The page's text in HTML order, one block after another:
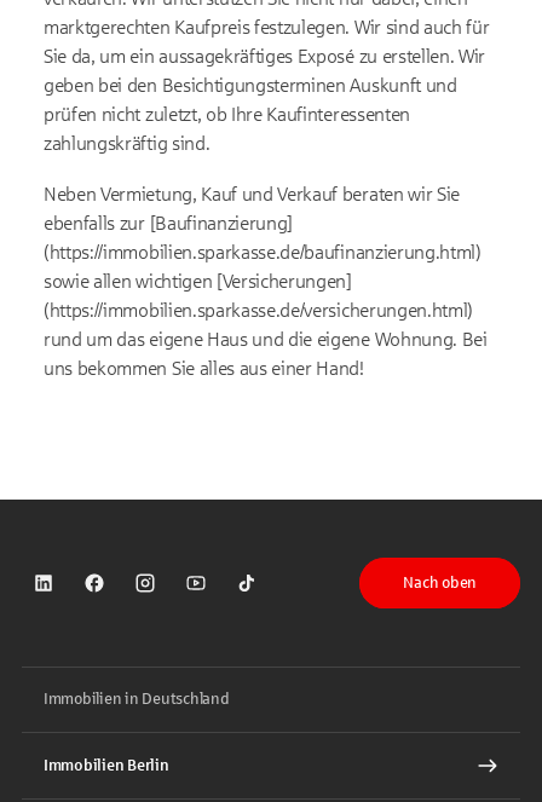
marktgerechten Kaufpreis festzulegen. Wir sind auch für
Sie da, um ein aussagekräftiges Exposé zu erstellen. Wir
geben bei den Besichtigungsterminen Auskunft und
prüfen nicht zuletzt, ob Ihre Kaufinteressenten
zahlungskräftig sind.
Neben Vermietung, Kauf und Verkauf beraten wir Sie
ebenfalls zur [Baufinanzierung]
(https://immobilien.sparkasse.de/baufinanzierung.html)
sowie allen wichtigen [Versicherungen]
(https://immobilien.sparkasse.de/versicherungen.html)
rund um das eigene Haus und die eigene Wohnung. Bei
uns bekommen Sie alles aus einer Hand!
Sparkasse auf LinkedIn
Sparkasse auf Facebook
Sparkasse auf Instagram
Sparkasse auf YouTube
Sparkasse auf TikTok
Nach oben
Immobilien in Deutschland
Immobilien Berlin